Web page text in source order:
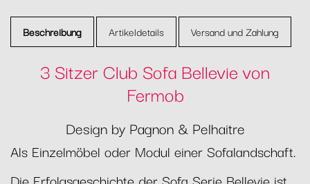
Beschreibung Artikeldetails Versand und Zahlung
3 Sitzer Club Sofa Bellevie von
Fermob
Design by Pagnon & Pelhaitre
Als Einzelmöbel oder Modul einer Sofalandschaft.